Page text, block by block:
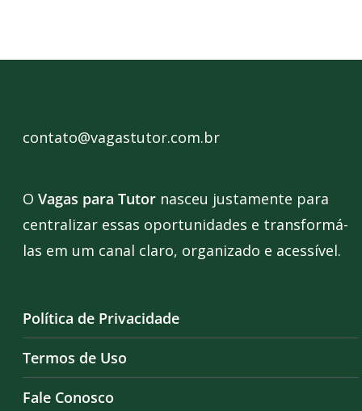
contato@vagastutor.com.br
O Vagas para Tutor nasceu justamente para
centralizar essas oportunidades e transformá-
las em um canal claro, organizado e acessível.
Política de Privacidade
Termos de Uso
Fale Conosco